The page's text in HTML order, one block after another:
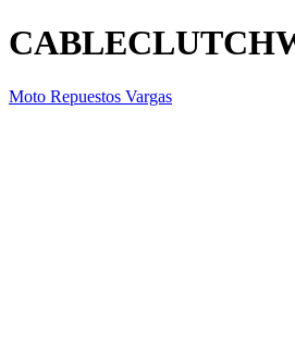
Moto Repuestos Vargas